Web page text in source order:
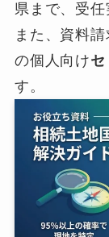
県まで、受任
また、資料請
の個人向け
す。